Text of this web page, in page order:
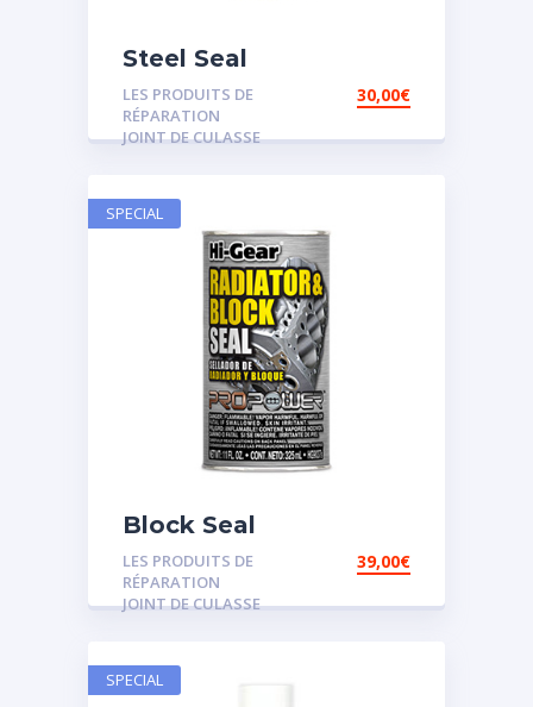
Steel Seal
LES PRODUITS DE
RÉPARATION
JOINT DE CULASSE
30,00€
Block Seal
LES PRODUITS DE
RÉPARATION
JOINT DE CULASSE
39,00€
SPECIAL
SPECIAL